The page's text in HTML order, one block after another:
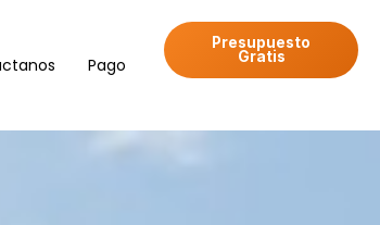
Pago
Presupuesto
Gratis